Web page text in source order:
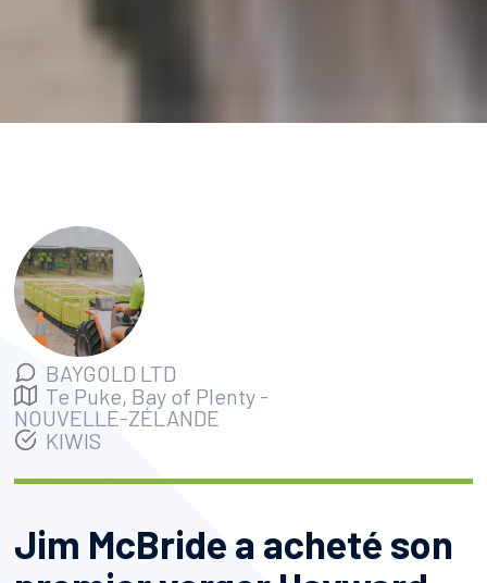
BAYGOLD LTD
Te Puke, Bay of Plenty -
NOUVELLE-ZÉLANDE
KIWIS
Jim McBride a acheté son